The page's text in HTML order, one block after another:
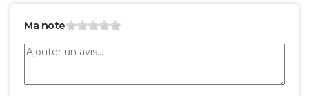
Ma note